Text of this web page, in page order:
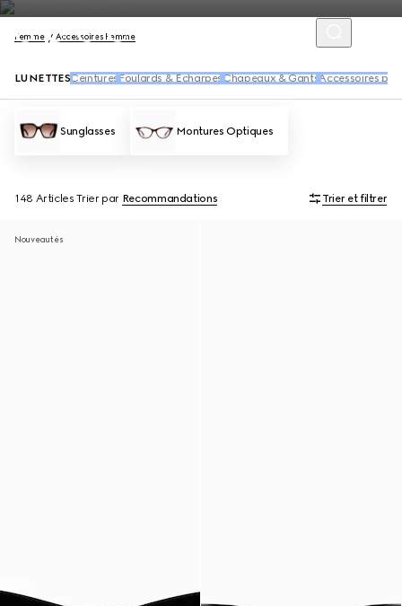
Femme Accessoires Femme
LUNETTES Ceintures Foulards & Écharpes Chapeaux & Gants Accessoires
Sunglasses Montures Optiques
148 Articles Trier par Recommandations Trier et filtrer
Nouveautés